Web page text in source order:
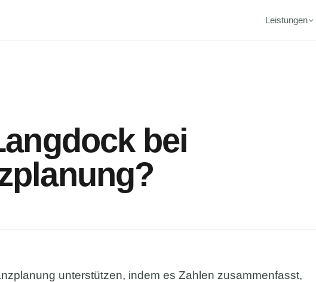
Leistungen
bei
unterstützen, indem es Zahlen zusammenfasst,